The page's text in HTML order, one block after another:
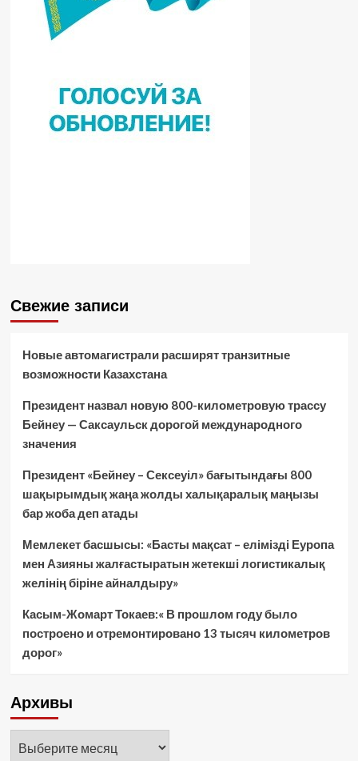
Свежие записи
Новые автомагистрали расширят транзитные
возможности Казахстана
Президент назвал новую 800-километровую трассу
Бейнеу — Саксаульск дорогой международного
значения
Президент «Бейнеу – Сексеуіл» бағытындағы 800
шақырымдық жаңа жолды халықаралық маңызы
бар жоба деп атады
Мемлекет басшысы: «Басты мақсат – елімізді Еуропа
мен Азияны жалғастыратын жетекші логистикалық
желінің біріне айналдыру»
Касым-Жомарт Токаев:« В прошлом году было
построено и отремонтировано 13 тысяч километров
дорог»
Архивы